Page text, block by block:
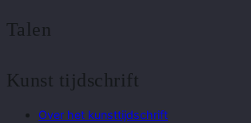
Talen
Kunst tijdschrift
Over het kunsttijdschrift